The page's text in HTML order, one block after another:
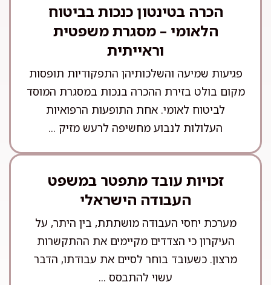
הכרה בטינטון כנכות בביטוח
הלאומי – מסגרת משפטית
וראייתית
פגיעות שמיעה והשלכותיהן התפקודיות תופסות
מקום בולט בזירת ההכרה בנכות במסגרת המוסד
לביטוח לאומי. אחת התופעות הרפואיות
העלולות לנבוע מחשיפה לרעש מזיק ...
זכויות עובד מתפטר במשפט
העבודה הישראלי
מערכת יחסי העבודה מושתתת, בין היתר, על
העיקרון כי הצדדים מקיימים את ההתקשרות
מרצון. כשעובד בוחר לסיים את עבודתו, הדבר
עשוי להתבסס ...